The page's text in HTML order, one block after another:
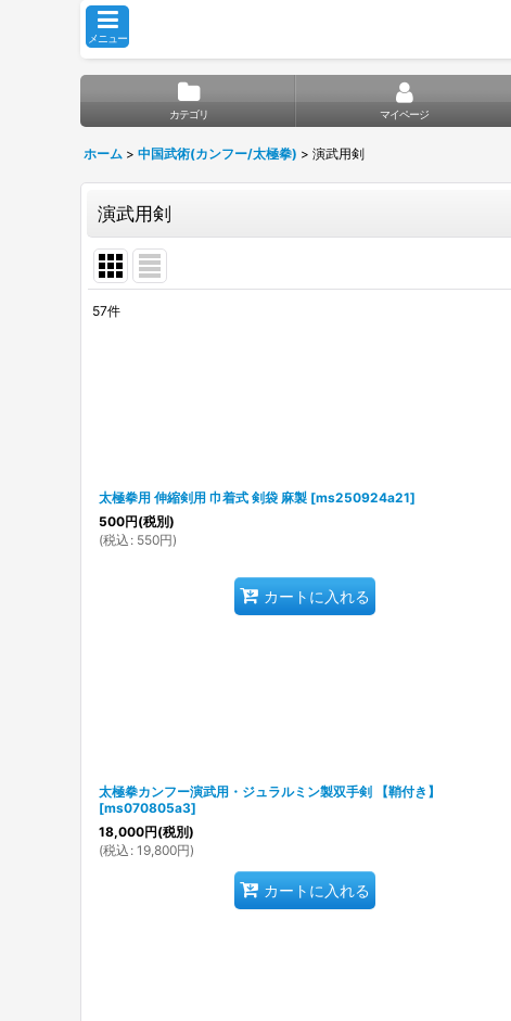
メニュー
カテゴリ マイページ
ホーム > 中国武術(カンフー/太極拳) > 演武用剣
演武用剣
57件
太極拳用 伸縮剣用 巾着式 剣袋 麻製 [ms250924a21]
500円(税別)
(税込 : 550円)
カートに入れる
太極拳カンフー演武用・ジュラルミン製双手剣 【鞘付き】
[ms070805a3]
18,000円(税別)
(税込 : 19,800円)
カートに入れる